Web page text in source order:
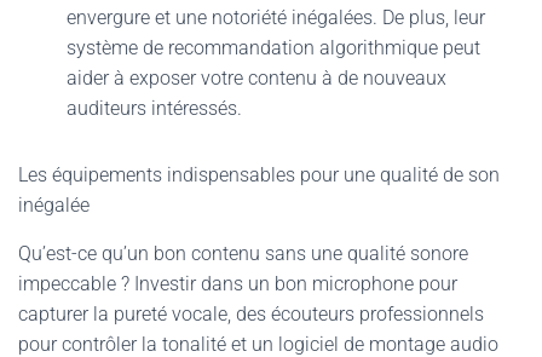
envergure et une notoriété inégalées. De plus, leur
système de recommandation algorithmique peut
aider à exposer votre contenu à de nouveaux
auditeurs intéressés.
Les équipements indispensables pour une qualité de son
inégalée
Qu’est-ce qu’un bon contenu sans une qualité sonore
impeccable ? Investir dans un bon microphone pour
capturer la pureté vocale, des écouteurs professionnels
pour contrôler la tonalité et un logiciel de montage audio